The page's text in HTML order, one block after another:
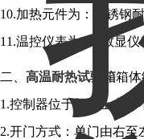
10.加热元件为：不锈钢
11.温控仪表为PID数显
二、 高温耐热试验箱箱
1.控制器位于机台上方
2.开门方式：单门由右至